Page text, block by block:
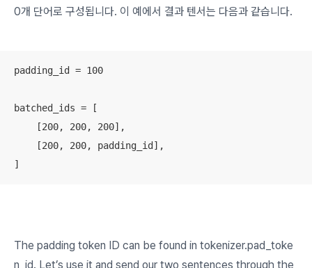
0개 단어로 구성됩니다. 이 예에서 결과 텐서는 다음과 같습니다.
padding_id = 100
batched_ids = [
    [200, 200, 200],
    [200, 200, padding_id],
]
The padding token ID can be found in tokenizer.pad_toke
n_id. Let’s use it and send our two sentences through the